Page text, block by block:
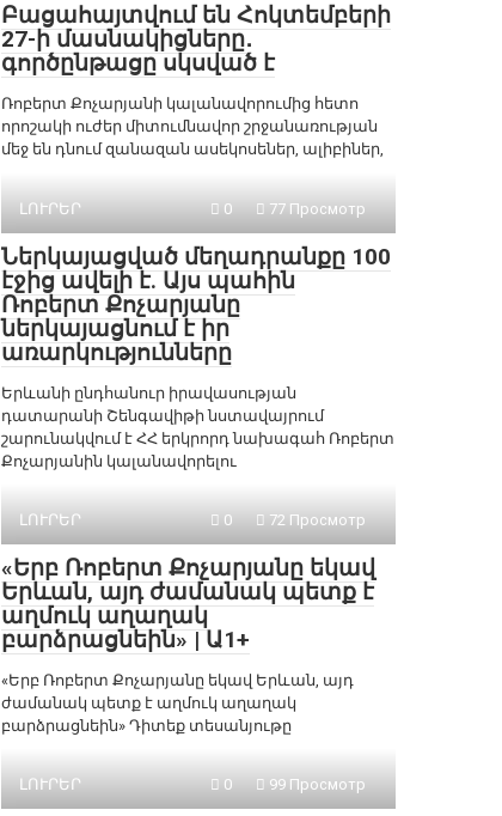
Բացահայտվում են Հոկտեմբերի
27-ի մասնակիցները․
գործընթացը սկսված է
Ռոբերտ Քոչարյանի կալանավորումից հետո
որոշակի ուժեր միտումնավոր շրջանառության
մեջ են դնում զանազան ասեկոսեներ, ալիբիներ,
ԼՈՒՐԵՐ 0 77 Просмотр
Ներկայացված մեղադրանքը 100
էջից ավելի է. Այս պահին
Ռոբերտ Քոչարյանը
ներկայացնում է իր
առարկությունները
Երևանի ընդհանուր իրավասության
դատարանի Շենգավիթի նստավայրում
շարունակվում է ՀՀ երկրորդ նախագահ Ռոբերտ
Քոչարյանին կալանավորելու
ԼՈՒՐԵՐ 0 72 Просмотр
«Երբ Ռոբերտ Քոչարյանը եկավ
Երևան, այդ ժամանակ պետք է
աղմուկ աղաղակ
բարձրացնեին» | Ա1+
«Երբ Ռոբերտ Քոչարյանը եկավ Երևան, այդ
ժամանակ պետք է աղմուկ աղաղակ
բարձրացնեին» Դիտեք տեսանյութը
ԼՈՒՐԵՐ 0 99 Просмотр